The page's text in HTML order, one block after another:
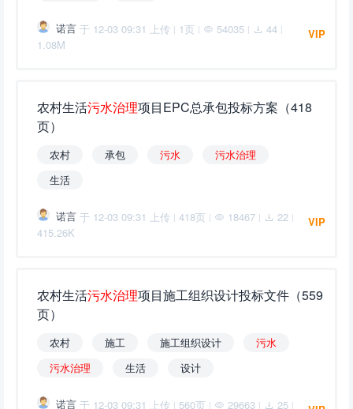
诺言 于 12-03 09:31 上传 | 1页 | 54035 | 44 |
1.08M
VIP
农村生活污水治理项目EPC总承包投标方案（418
页）
农村 承包 污水 污水治理
生活
诺言 于 12-03 09:31 上传 | 418页 | 18467 | 22 |
415.26K
VIP
农村生活污水治理项目施工组织设计投标文件（559
页）
农村 施工 施工组织设计 污水
污水治理 生活 设计
诺言 于 12-03 09:31 上传 | 560页 | 29663 | 25 |